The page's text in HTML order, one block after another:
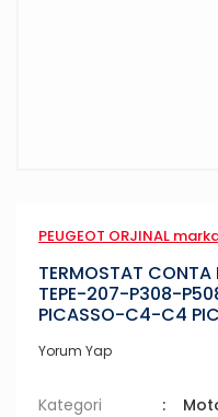
PEUGEOT ORJINAL
TERMOSTAT
TEPE-207-P308-
PICASSO-C4-C4
Yorum Yap
Kategori